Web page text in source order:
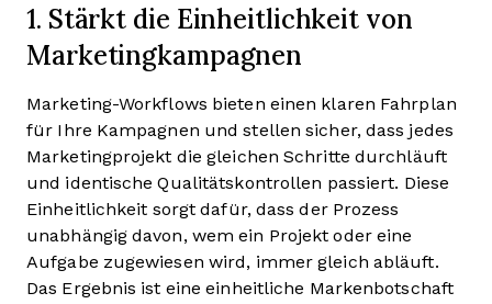
1. Stärkt die Einheitlichkeit von
Marketingkampagnen
Marketing-Workflows bieten einen klaren Fahrplan
für Ihre Kampagnen und stellen sicher, dass jedes
Marketingprojekt die gleichen Schritte durchläuft
und identische Qualitätskontrollen passiert. Diese
Einheitlichkeit sorgt dafür, dass der Prozess
unabhängig davon, wem ein Projekt oder eine
Aufgabe zugewiesen wird, immer gleich abläuft.
Das Ergebnis ist eine einheitliche Markenbotschaft